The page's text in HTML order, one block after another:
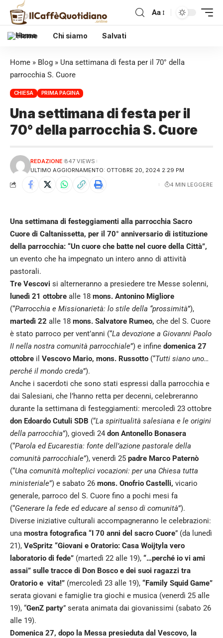
Aa
Home Chi siamo Salvati
Home » Blog » Una settimana di festa per il 70° della
parrocchia S. Cuore
CHIESA PRIMA PAGINA
Una settimana di festa per il
70° della parrocchia S. Cuore
ULTIMO AGGIORNAMENTO: OTTOBRE 20, 2024 2:29 PM
REDAZIONE 847 VIEWS
4 MIN LEGGERE
Una settimana di festeggiamenti alla parrocchia Sacro
Cuore di Caltanissetta, per il 70° anniversario di istituzione
della parrocchia: “Un cuore che batte nel cuore della Città”,
un evento che ha impegnato un intero anno di attività
pastorali.
Tre Vescovi si alterneranno a presiedere tre Messe solenni,
lunedì 21 ottobre alle 18 mons. Antonino Migliore
(“Parrocchia e Missionarietà: lo stile della “prossimità”),
martedì 22 alle 18 mons. Salvatore Rumeo, che del S. Cuore
è stato parroco per vent’anni (“La devozione a Giovanni Paolo
II nella nostra comunità parrocchiale”) e infine domenica 27
ottobre il Vescovo Mario, mons. Russotto (“Tutti siano uno…
perché il mondo creda”).
Anche i sacerdoti che sono stati espressi dalla parrocchia e
dai Salesiani, che l’hanno retta per decenni, celebreranno
durante la settimana di festeggiamenti: mercoledì 23 ottobre
don Edoardo Cutuli SDB (“La spiritualità salesiana e le origini
della parrocchia”), giovedì 24 don Antonello Bonasera
(“Parola ed Eucarestia: fonte dell’azione pastorale della
comunità parrocchiale”), venerdì 25 padre Marco Paternò
(“Una comunità molteplici vocazioni: per una Chiesa tutta
ministeriale”) e sabato 26 mons. Onofrio Castelli, vicario
generale, parroco del S. Cuore fino a pochi mesi fa
(“Generare la fede ed educare al senso di comunità”).
Diverse iniziative culturali accompagneranno le celebrazioni:
una mostra fotografica “I 70 anni del sacro Cuore” (da lunedì
21), VeSpritz “Giovani e Oratorio: Casa Woijtyla vero
laboratorio di fede” (martedì 22 alle 19), “…perché io vi ami
assai” sulle tracce di Don Bosco e dei suoi ragazzi tra
Oratorio e vita!” (mercoledì 23 alle 19), “Family Squid Game”
serata giovani e famiglie tra giochi e musica (venerdì 25 alle
19), “GenZ party” serata animata dai giovanissimi (sabato 26
alle 19).
Domenica 27, dopo la Messa presieduta dal Vescovo, la